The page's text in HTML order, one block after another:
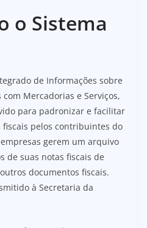
o Sistema
de Informações sobre
Mercadorias e Serviços,
para padronizar e facilitar
pelos contribuintes do
gerem um arquivo
de suas notas fiscais de
documentos fiscais.
à Secretaria da